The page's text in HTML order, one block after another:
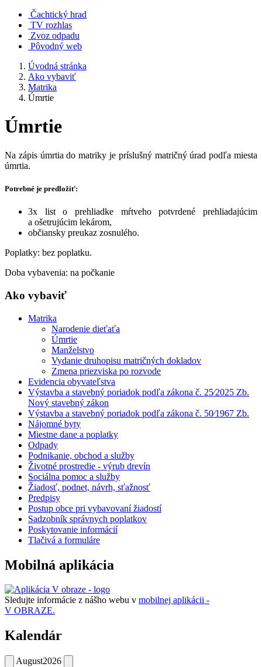
Čachtický hrad
TV rozhlas
Zvoz odpadu
Pôvodný web
Úvodná stránka
Ako vybaviť
Matrika
Úmrtie
Úmrtie
Na zápis úmrtia do matriky je príslušný matričný úrad podľa miesta
úmrtia.
Potrebné je predložiť:
3x list o prehliadke mŕtveho potvrdené prehliadajúcim
a ošetrujúcim lekárom,
občiansky preukaz zosnulého.
Poplatky: bez poplatku.
Doba vybavenia: na počkanie
Ako vybaviť
Matrika
Narodenie dieťaťa
Úmrtie
Manželstvo
Vydanie druhopisu matričných dokladov
Zmena priezviska po rozvode
Evidencia obyvateľstva
Výstavba a stavebný poriadok podľa zákona č. 25⁄2025 Zb.
Nový stavebný zákon
Výstavba a stavebný poriadok podľa zákona č. 50⁄1967 Zb.
Nájomné byty
Miestne dane a poplatky
Odpady
Podnikanie, obchod a služby
Životné prostredie - výrub drevín
Sociálna pomoc a služby
Žiadosť, podnet, návrh, sťažnosť
Predpisy
Postup obce pri vybavovaní žiadostí
Sadzobník správnych poplatkov
Poskytovanie informácií
Tlačivá a formuláre
Mobilná aplikácia
Sledujte informácie z nášho webu v mobilnej aplikácii -
V OBRAZE.
Kalendár
August2026